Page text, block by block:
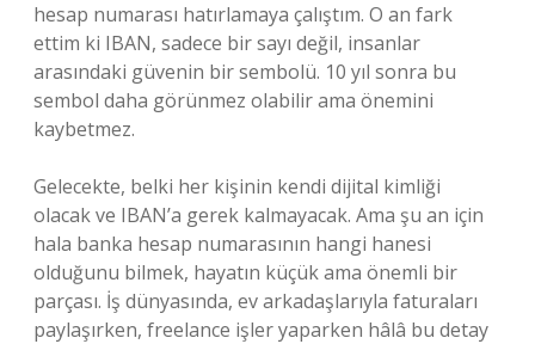
hesap numarası hatırlamaya çalıştım. O an fark
ettim ki IBAN, sadece bir sayı değil, insanlar
arasındaki güvenin bir sembolü. 10 yıl sonra bu
sembol daha görünmez olabilir ama önemini
kaybetmez.
Gelecekte, belki her kişinin kendi dijital kimliği
olacak ve IBAN’a gerek kalmayacak. Ama şu an için
hala banka hesap numarasının hangi hanesi
olduğunu bilmek, hayatın küçük ama önemli bir
parçası. İş dünyasında, ev arkadaşlarıyla faturaları
paylaşırken, freelance işler yaparken hâlâ bu detay